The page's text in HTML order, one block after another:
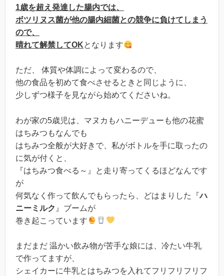
1歳を超え発達した腸内では、
ボツリヌス菌が他の腸内細菌との競争に負けてしまう
ので、
晴れて解禁してOKとなります
ただ、 体質や体調によって変わるので、
他の食品を初めて食べさせるときと同じように、
少しずつ様子を見ながら始めてくださいね。
わが家の5歳児は、マヌカもハニーデューも他の花蜜
はちみつもなんでも
はちみつ全般が大好きで、私がボトルを手に取ったの
に気が付くと、
『はちみつ食べる～』と走り寄ってくるほどなんです
が
何気なく作って飲んでもらったら、どはまりした『ハ
ニーミルク 』ブームが
巻き起こっています
まだまだ 温かい飲み物が苦手な娘には、冷たい牛乳
で作ってますが、
シェイカーに牛乳とはちみつを入れてフリフリフリフ